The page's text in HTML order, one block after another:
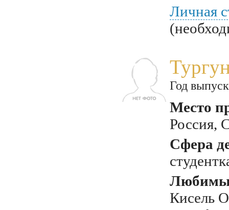
Личная
Год
Место
Россия,
Сфера
Кисель